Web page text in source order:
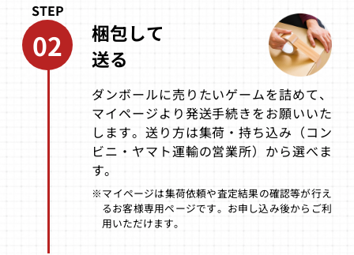
バックスバニー
とゆかいな仲間
買取価格
15,000
買取価格
15,000
リトルマジック がんばれゴエモ
ン 星空士ダイナ
買取価格
14,000
Pーマン
買取価格
STEP
02
梱包して
送る
ダンボールに売りたいゲームを詰めて、
マイページより発送手続きをお願いいた
します。送り方は集荷・持ち込み（コン
ビニ・ヤマト運輸の営業所）から選べま
す。
※マイページは集荷依頼や査定結果の確認等が行え
るお客様専用ページです。お申し込み後からご利
用いただけます。